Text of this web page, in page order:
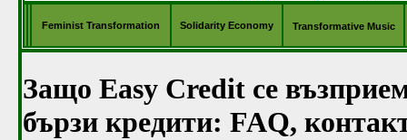
Feminist Transformation Solidarity Economy Transformative Music
Защо Easy Credit се
бързи кредити: FAQ,